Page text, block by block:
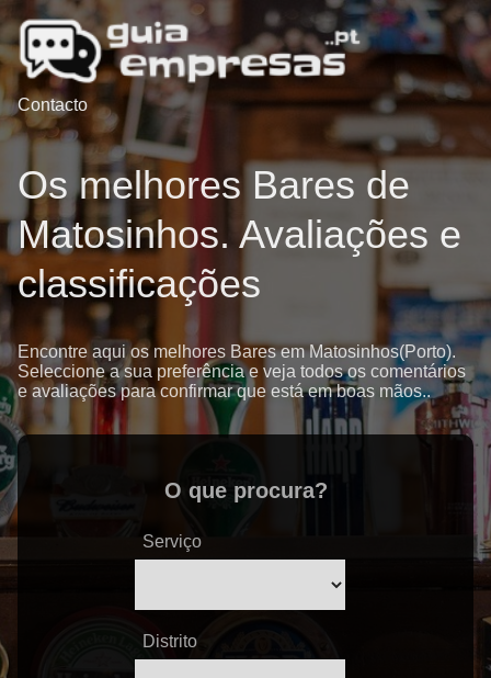
Contacto
Os melhores Bares de
Matosinhos. Avaliações e
classificações
Encontre aqui os melhores Bares em Matosinhos(Porto).
Seleccione a sua preferência e veja todos os comentários
e avaliações para confirmar que está em boas mãos..
O que procura?
Serviço
Distrito